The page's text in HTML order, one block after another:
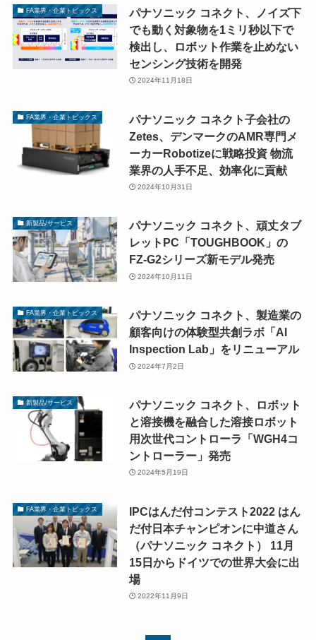
FA業界・企業トピックス
パナソニック コネクト、ノイズ下
でも動く対象物を1ミリ秒以下で
検出し、ロボット作業を止めない
センシング技術を開発
2024年11月18日
FA業界・企業トピックス
パナソニック コネクト子会社の
Zetes、デンマークのAMR専門メ
ーカーRobotizeに戦略投資 物流
業界の人手不足、効率化に貢献
2024年10月31日
新製品/サービス
パナソニック コネクト、頑丈タブ
レットPC「TOUGHBOOK」の
FZ-G2シリーズ新モデル発売
2024年10月11日
FA業界・企業トピックス
パナソニック コネクト、製造業の
顧客向けの体験型共創ラボ「AI
Inspection Lab」をリニューアル
2024年7月2日
新製品/サービス
パナソニック コネクト、ロボット
と溶接機を融合した溶接ロボット
用次世代コントローラ「WGH4コ
ントローラー」発売
2024年5月19日
FA業界・企業トピックス
IPCはんだ付コンテスト2022 はん
だ付日本チャンピオンに中道さん
（パナソニック コネクト） 11月
15日からドイツでの世界大会に出
場
2022年11月9日